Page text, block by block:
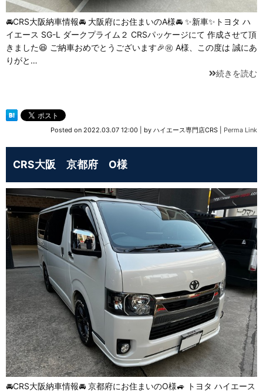
🚘CRS大阪納車情報🚘 大阪府にお住まいのA様🚘 ✨新車✨トヨタ ハ
イエース SG-L ダークプライム２ CRSパッケージにて 作成させて頂
きました😆 ご納車おめでとうございます🎉㊗️ A様、この度は 誠にあ
りがと…
続きを読む
Posted on 2022.03.07 12:00 by ハイエース専門店CRS Perma Link
CRS大阪 京都府 O様
🚘CRS大阪納車情報🚘 京都府にお住まいのO様🚙 トヨタ ハイエース⁡